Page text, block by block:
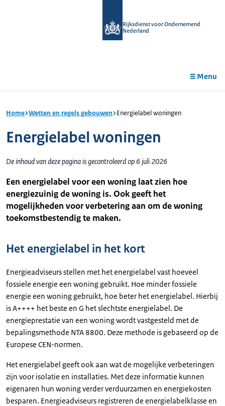
Rijksdienst voor Ondernemend
Nederland
Menu
Home Wetten en regels gebouwen Energielabel woningen
Energielabel woningen
De inhoud van deze pagina is gecontroleerd op 6 juli 2026
Een energielabel voor een woning laat zien hoe
energiezuinig de woning is. Ook geeft het
mogelijkheden voor verbetering aan om de woning
toekomstbestendig te maken.
Het energielabel in het kort
Energieadviseurs stellen met het energielabel vast hoeveel
fossiele energie een woning gebruikt. Hoe minder fossiele
energie een woning gebruikt, hoe beter het energielabel. Hierbij
is A++++ het beste en G het slechtste energielabel. De
energieprestatie van een woning wordt vastgesteld met de
bepalingsmethode NTA 8800. Deze methode is gebaseerd op de
Europese CEN-normen.
Het energielabel geeft ook aan wat de mogelijke verbeteringen
zijn voor isolatie en installaties. Met deze informatie kunnen
eigenaren hun woning verder verduurzamen en energiekosten
besparen. Energieadviseurs registreren de energielabelklasse en